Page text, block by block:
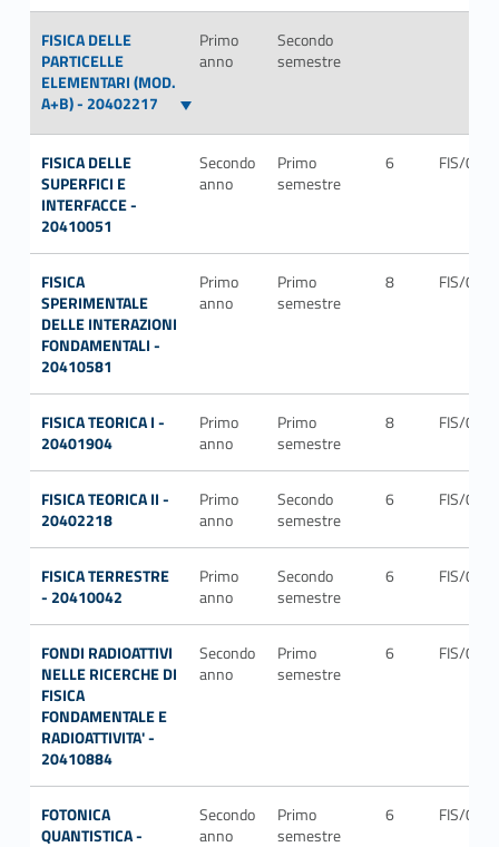
FISICA DELLE
PARTICELLE
ELEMENTARI (MOD.
A+B) - 20402217
Primo
anno
Secondo
semestre
FISICA DELLE
SUPERFICI E
INTERFACCE -
20410051
Secondo
anno
Primo
semestre
6 FIS/03
FISICA
SPERIMENTALE
DELLE INTERAZIONI
FONDAMENTALI -
20410581
Primo
anno
Primo
semestre
8 FIS/01
FISICA TEORICA I -
20401904
Primo
anno
Primo
semestre
8 FIS/02
FISICA TEORICA II -
20402218
Primo
anno
Secondo
semestre
6 FIS/02
FISICA TERRESTRE
- 20410042
Primo
anno
Secondo
semestre
6 FIS/06
FONDI RADIOATTIVI
NELLE RICERCHE DI
FISICA
FONDAMENTALE E
RADIOATTIVITA' -
20410884
Secondo
anno
Primo
semestre
6 FIS/04
FOTONICA
QUANTISTICA -
Secondo
anno
Primo
semestre
6 FIS/03